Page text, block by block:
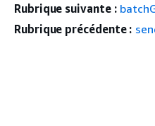
Rubrique suivante :
Rubrique précédente :